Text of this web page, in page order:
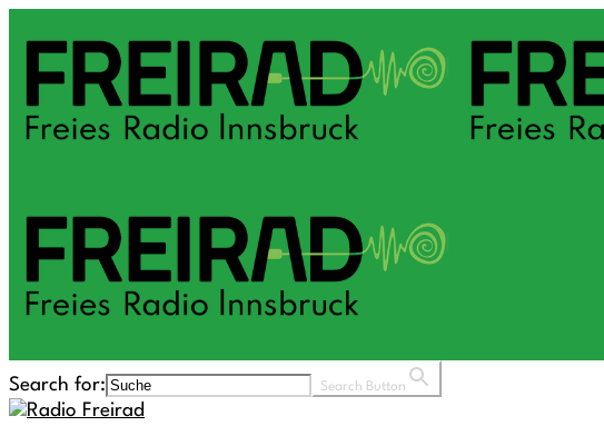
Search for: Search Button